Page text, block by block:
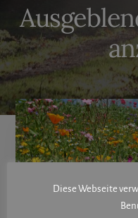
Diese Webseite